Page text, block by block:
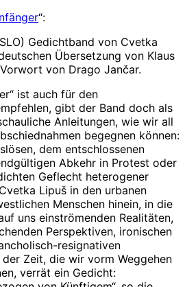
“:
Gedichtband von Cvetka
Übersetzung von Klaus
von Drago Jančar.
ist auch für den
gibt der Band doch als
Anleitungen, wie wir all
begegnen können:
dem entschlossenen
Abkehr in Protest oder
Geflecht heterogener
Lipuš in den urbanen
Menschen hinein, in die
uns einströmenden Realitäten,
Perspektiven, ironischen
resignativen
Zeit, die wir vorm Weggehen
verrät ein Gedicht: